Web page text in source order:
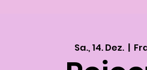
Sa., 14. Dez.
  |